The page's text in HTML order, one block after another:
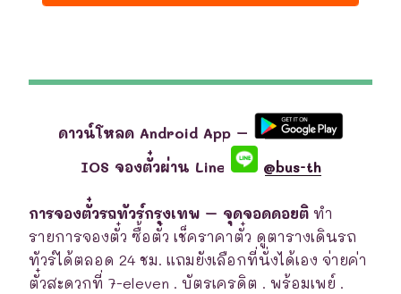
ดาวน์โหลด Android App –
IOS จองตั๋วผ่าน Line
@bus-th
การจองตั๋วรถทัวร์กรุงเทพ – จุดจอดดอยติ ทำ
รายการจองตั๋ว ซื้อตั๋ว เช็คราคาตั๋ว ดูตารางเดินรถ
ทัวร์ได้ตลอด 24 ชม. แถมยังเลือกที่นั่งได้เอง จ่ายค่า
ตั๋วสะดวกที่ 7-eleven . บัตรเครดิต . พร้อมเพย์ .